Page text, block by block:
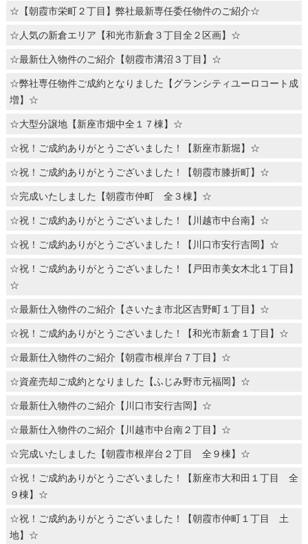
☆【朝霞市栄町２丁目】弊社最新専任委任物件のご紹介☆
☆人気の新倉エリア【和光市新倉３丁目全２区画】☆
☆最新仕入物件のご紹介【朝霞市溝沼３丁目】☆
☆弊社専任物件ご成約となりました【グランシティユーロコート成
増】☆
☆大型分譲地【新座市畑中全１７棟】☆
☆祝！ご成約ありがとうございました！【新座市新堀】☆
☆祝！ご成約ありがとうございました！【朝霞市膝折町】☆
☆完成いたしました【朝霞市仲町 全３棟】☆
☆祝！ご成約ありがとうございました！【川越市中台南】☆
☆祝！ご成約ありがとうございました！【川口市安行吉岡】☆
☆祝！ご成約ありがとうございました！【戸田市美女木北１丁目】
☆
☆最新仕入物件のご紹介【さいたま市北区吉野町１丁目】☆
☆祝！ご成約ありがとうございました！【和光市新倉１丁目】☆
☆最新仕入物件のご紹介【朝霞市根岸台７丁目】☆
☆資産売却ご成約となりました【ふじみ野市元福岡】☆
☆最新仕入物件のご紹介【川口市安行吉岡】☆
☆最新仕入物件のご紹介【川越市中台南２丁目】☆
☆完成いたしました【朝霞市根岸台２丁目 全９棟】☆
☆祝！ご成約ありがとうございました！【新座市大和田１丁目 全
９棟】☆
☆祝！ご成約ありがとうございました！【朝霞市仲町１丁目 土
地】☆